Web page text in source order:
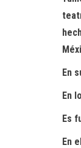
En
En
Es
En